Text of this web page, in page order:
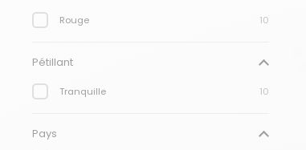
Rouge 10
Pétillant
Tranquille 10
Pays